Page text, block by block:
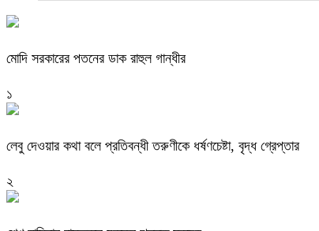
মোদি সরকারের পতনের ডাক রাহুল গান্ধীর
১
লেবু দেওয়ার কথা বলে প্রতিবন্ধী তরুণীকে ধর্ষণচেষ্টা, বৃদ্ধ গ্রেপ্তার
২